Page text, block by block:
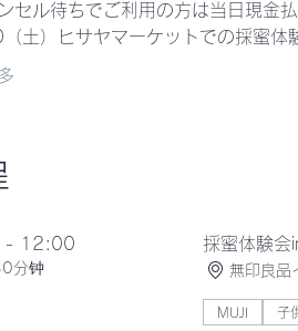
セル待ちでご利用の方は当日現金
土）ヒサヤマーケットでの採蜜体
- 12:00
分钟
採蜜体験
無印良品
MUJI 子